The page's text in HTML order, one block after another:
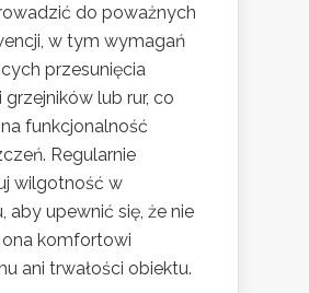
do poważnych
w tym wymagań
przesunięcia
grzejników lub rur, co
funkcjonalność
Regularnie
wilgotność w
aby upewnić się, że nie
ona komfortowi
ani trwałości obiektu.